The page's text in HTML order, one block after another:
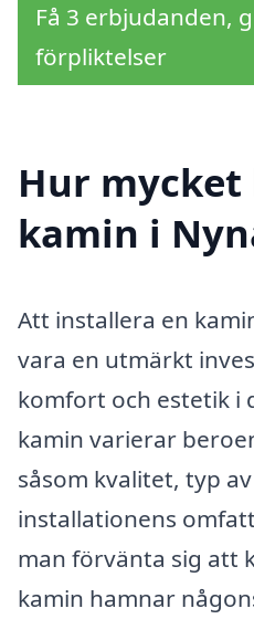
Få 3 erbjudanden,
förpliktelser
Hur
kamin i
Att installera en
vara en utmärkt
komfort och estetik i
kamin varierar
såsom kvalitet, typ
installationens
man förvänta sig att
kamin hamnar